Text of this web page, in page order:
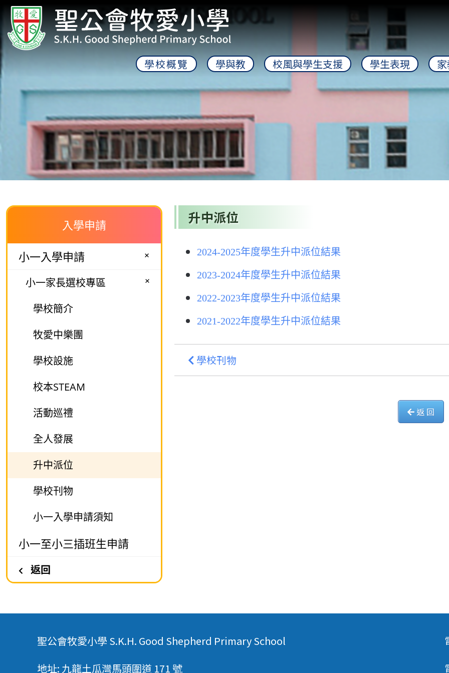
學校概覽 學與教 校風與學生支援 學生表現
入學申請
小一入學申請 +
小一家長選校專區 +
學校簡介
牧愛中樂團
學校設施
校本STEAM
活動巡禮
全人發展
升中派位
學校刊物
小一入學申請須知
小一至小三插班生申請
返回
升中派位
2024-2025年度學生升中派位結果
2023-2024年度學生升中派位結果
2022-2023年度學生升中派位結果
2021-2022年度學生升中派位結果
學校刊物
返 回
聖公會牧愛小學 S.K.H. Good Shepherd Primary School
地址: 九龍土瓜灣馬頭圍道 171 號